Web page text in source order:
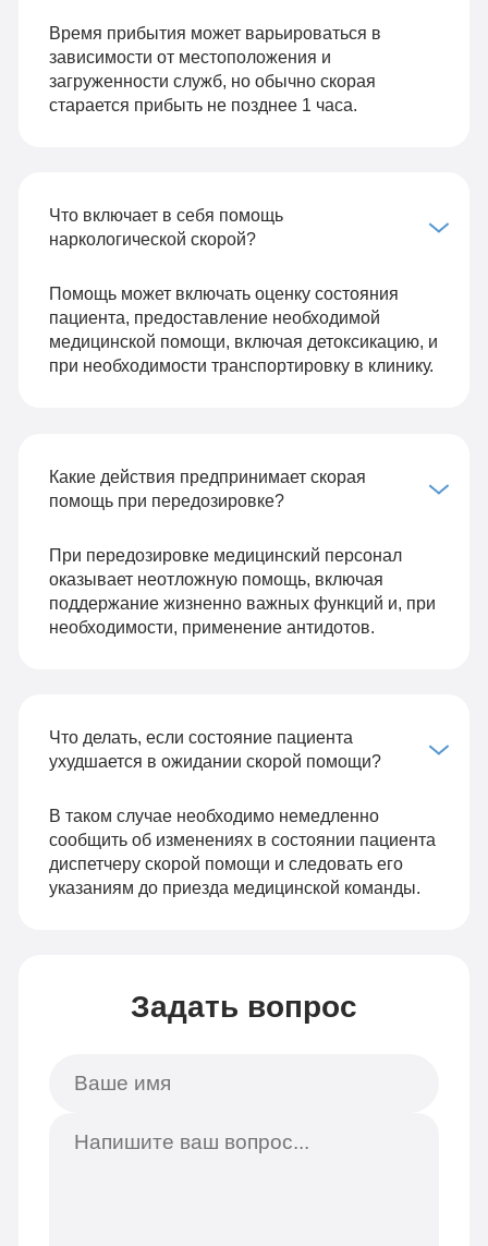
Время прибытия может варьироваться в
зависимости от местоположения и
загруженности служб, но обычно скорая
старается прибыть не позднее 1 часа.
Что включает в себя помощь
наркологической скорой?
Помощь может включать оценку состояния
пациента, предоставление необходимой
медицинской помощи, включая детоксикацию, и
при необходимости транспортировку в клинику.
Какие действия предпринимает скорая
помощь при передозировке?
При передозировке медицинский персонал
оказывает неотложную помощь, включая
поддержание жизненно важных функций и, при
необходимости, применение антидотов.
Что делать, если состояние пациента
ухудшается в ожидании скорой помощи?
В таком случае необходимо немедленно
сообщить об изменениях в состоянии пациента
диспетчеру скорой помощи и следовать его
указаниям до приезда медицинской команды.
Задать вопрос